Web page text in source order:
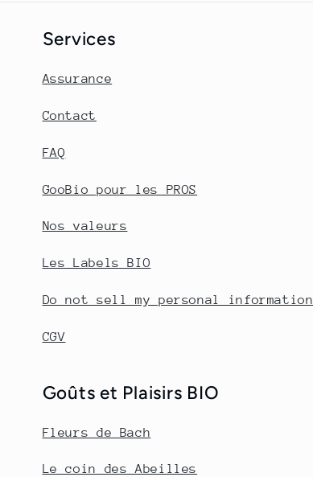
Services
Assurance
Contact
FAQ
GooBio pour les PROS
Nos valeurs
Les Labels BIO
Do not sell my personal information
CGV
Goûts et Plaisirs BIO
Fleurs de Bach
Le coin des Abeilles